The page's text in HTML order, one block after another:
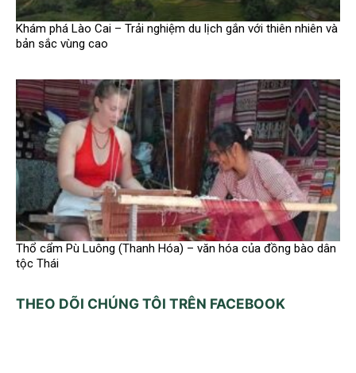
Khám phá Lào Cai – Trải nghiệm du lịch gắn với thiên nhiên và
bản sắc vùng cao
Thổ cẩm Pù Luông (Thanh Hóa) – văn hóa của đồng bào dân
tộc Thái
THEO DÕI CHÚNG TÔI TRÊN FACEBOOK